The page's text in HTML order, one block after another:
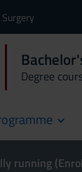
Degree
running